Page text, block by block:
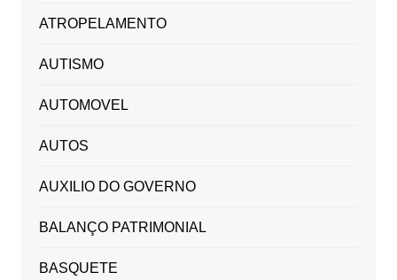
ATROPELAMENTO
AUTISMO
AUTOMOVEL
AUTOS
AUXILIO DO GOVERNO
BALANÇO PATRIMONIAL
BASQUETE